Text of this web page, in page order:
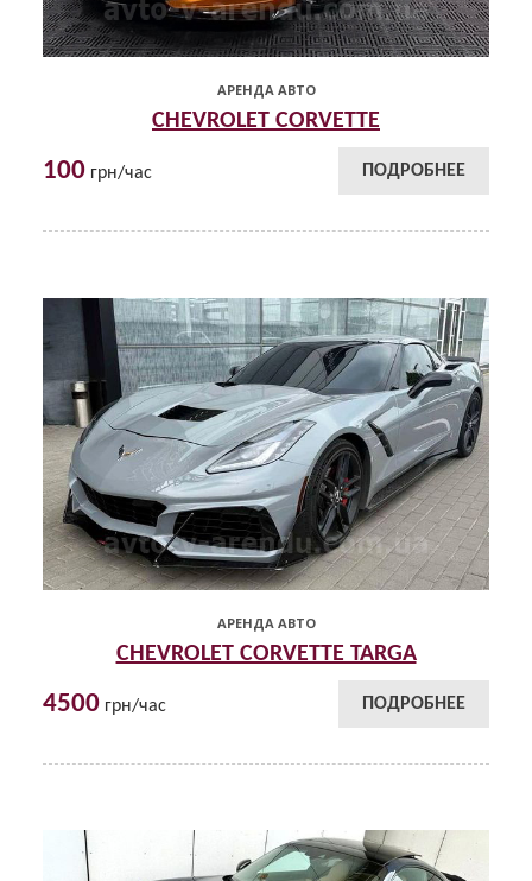
АРЕНДА АВТО
CHEVROLET CORVETTE
100 грн/час ПОДРОБНЕЕ
АРЕНДА АВТО
CHEVROLET CORVETTE TARGA
4500 грн/час ПОДРОБНЕЕ